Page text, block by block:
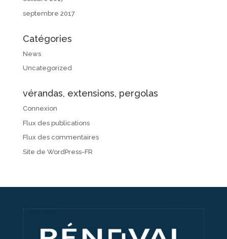
septembre 2017
Catégories
News
Uncategorized
vérandas, extensions, pergolas
Connexion
Flux des publications
Flux des commentaires
Site de WordPress-FR